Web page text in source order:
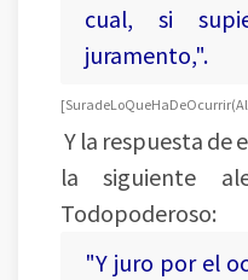
cual, si
juramento,".
[Sura de Lo Que Ha De Ocurrir
Y la respuesta de
la siguiente
Todopoderoso:
"Y juro por el